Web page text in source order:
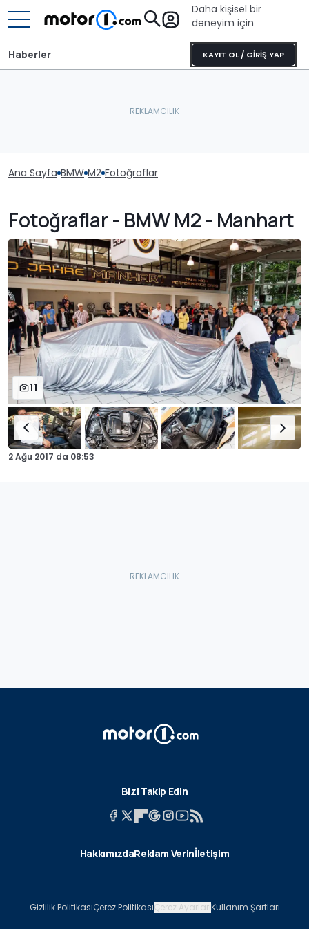
Daha kişisel bir
deneyim için
KAYIT OL / GİRİŞ YAP
Haberler
Ana Sayfa BMW M2 Fotoğraflar
Fotoğraflar - BMW M2 - Manhart
11
2 Ağu 2017 da 08:53
Bizi Takip Edin
HakkımızdaReklam Verinİletişim
Gizlilik PolitikasıÇerez PolitikasıÇerez AyarlarıKullanım Şartları